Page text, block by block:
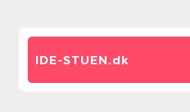
IDE-STUEN.dk